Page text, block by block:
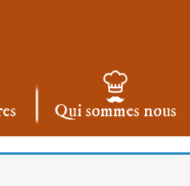
Qui sommes nous